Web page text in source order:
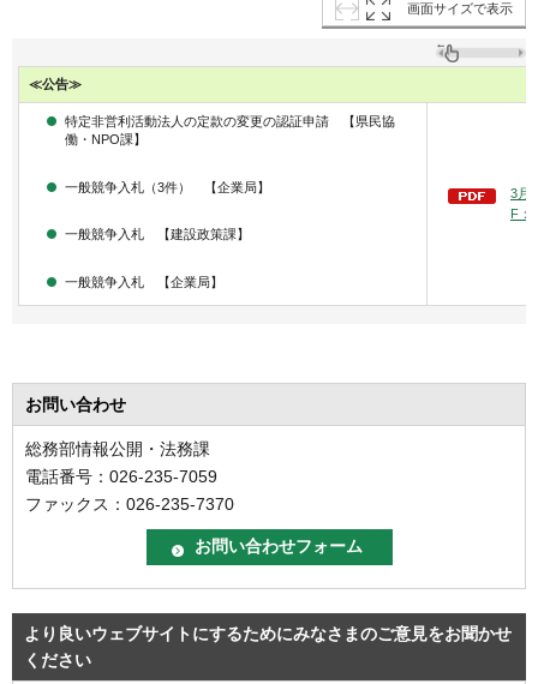
画面サイズで表示
≪公告≫
特定非営利活動法人の定款の変更の認証申請 【県民協
働・NPO課】
一般競争入札（3件） 【企業局】
一般競争入札 【建設政策課】
一般競争入札 【企業局】
3月
F：
お問い合わせ
総務部情報公開・法務課
電話番号：026-235-7059
ファックス：026-235-7370
より良いウェブサイトにするためにみなさまのご意見をお聞かせ
ください